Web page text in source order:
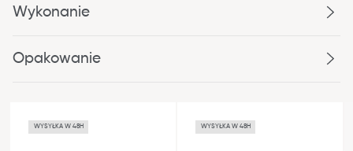
Wykonanie
Opakowanie
WYSYŁKA W 48H WYSYŁKA W 48H